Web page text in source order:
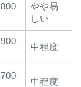
やや易
しい
中程度
中程度